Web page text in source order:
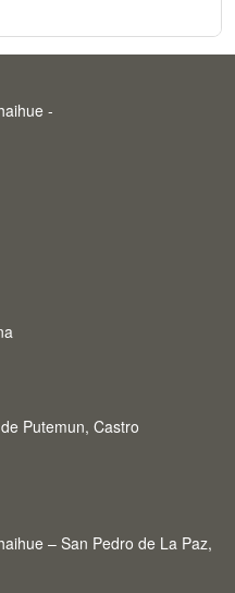
-
Putemun, Castro
– San Pedro de La Paz,